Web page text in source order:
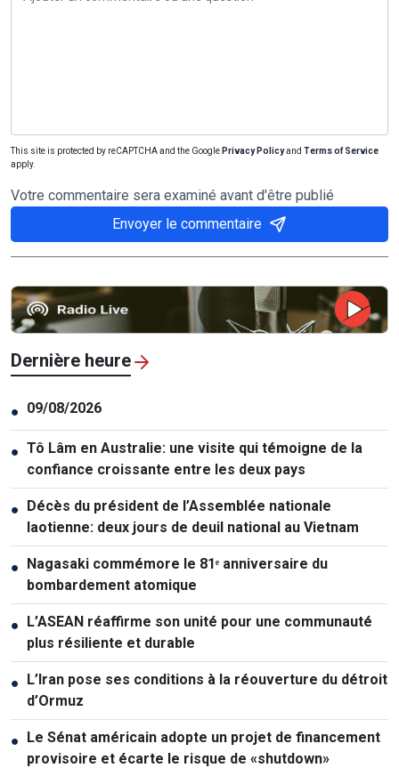
This site is protected by reCAPTCHA and the Google Privacy Policyand Terms of Service
apply.
Votre commentaire sera examiné avant d'être publié
Envoyer le commentaire
Dernière heure
● 09/08/2026
● Tô Lâm en Australie: une visite qui témoigne de la
confiance croissante entre les deux pays
● Décès du président de l’Assemblée nationale
laotienne: deux jours de deuil national au Vietnam
● Nagasaki commémore le 81ᵉ anniversaire du
bombardement atomique
● L’ASEAN réaffirme son unité pour une communauté
plus résiliente et durable
● L’Iran pose ses conditions à la réouverture du détroit
d’Ormuz
● Le Sénat américain adopte un projet de financement
provisoire et écarte le risque de «shutdown»